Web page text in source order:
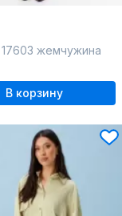
17603 жемчужина
В корзину